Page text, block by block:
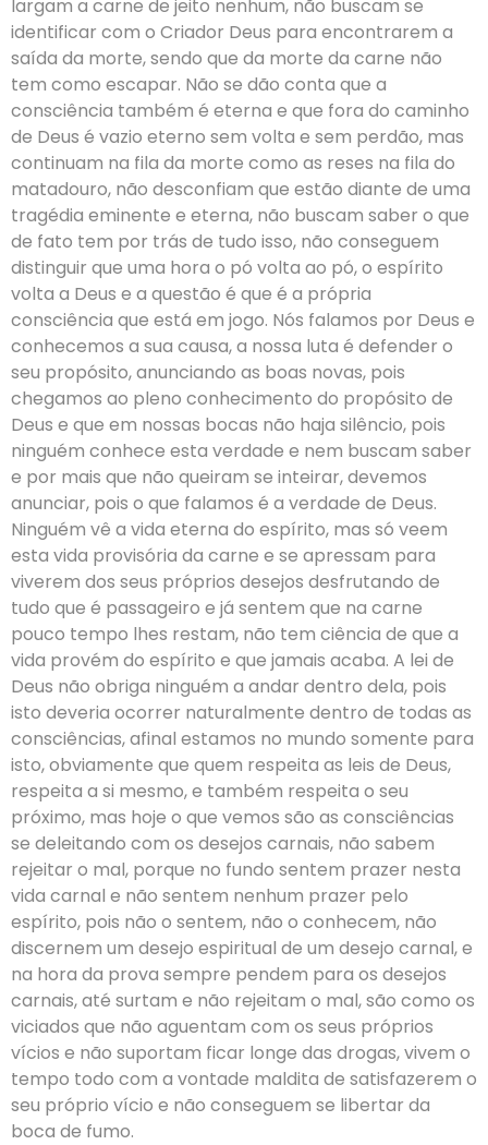
largam a carne de jeito nenhum, não buscam se
identificar com o Criador Deus para encontrarem a
saída da morte, sendo que da morte da carne não
tem como escapar. Não se dão conta que a
consciência também é eterna e que fora do caminho
de Deus é vazio eterno sem volta e sem perdão, mas
continuam na fila da morte como as reses na fila do
matadouro, não desconfiam que estão diante de uma
tragédia eminente e eterna, não buscam saber o que
de fato tem por trás de tudo isso, não conseguem
distinguir que uma hora o pó volta ao pó, o espírito
volta a Deus e a questão é que é a própria
consciência que está em jogo. Nós falamos por Deus e
conhecemos a sua causa, a nossa luta é defender o
seu propósito, anunciando as boas novas, pois
chegamos ao pleno conhecimento do propósito de
Deus e que em nossas bocas não haja silêncio, pois
ninguém conhece esta verdade e nem buscam saber
e por mais que não queiram se inteirar, devemos
anunciar, pois o que falamos é a verdade de Deus.
Ninguém vê a vida eterna do espírito, mas só veem
esta vida provisória da carne e se apressam para
viverem dos seus próprios desejos desfrutando de
tudo que é passageiro e já sentem que na carne
pouco tempo lhes restam, não tem ciência de que a
vida provém do espírito e que jamais acaba. A lei de
Deus não obriga ninguém a andar dentro dela, pois
isto deveria ocorrer naturalmente dentro de todas as
consciências, afinal estamos no mundo somente para
isto, obviamente que quem respeita as leis de Deus,
respeita a si mesmo, e também respeita o seu
próximo, mas hoje o que vemos são as consciências
se deleitando com os desejos carnais, não sabem
rejeitar o mal, porque no fundo sentem prazer nesta
vida carnal e não sentem nenhum prazer pelo
espírito, pois não o sentem, não o conhecem, não
discernem um desejo espiritual de um desejo carnal, e
na hora da prova sempre pendem para os desejos
carnais, até surtam e não rejeitam o mal, são como os
viciados que não aguentam com os seus próprios
vícios e não suportam ficar longe das drogas, vivem o
tempo todo com a vontade maldita de satisfazerem o
seu próprio vício e não conseguem se libertar da
boca de fumo.